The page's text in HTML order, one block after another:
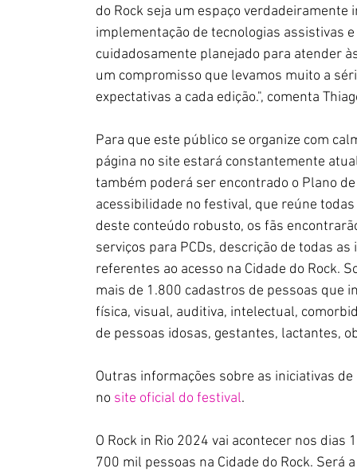
do Rock seja um espaço
implementação de tecnologias assistivas
cuidadosamente planejado para atender
um compromisso que levamos muito a
expectativas a cada edição.", comenta
Para que este público se organize com
página no site estará constantemente
também poderá ser encontrado o Plano
acessibilidade no festival, que reúne
deste conteúdo robusto, os fãs
serviços para PCDs, descrição de todas
referentes ao acesso na Cidade do Rock.
mais de 1.800 cadastros de pessoas que
física, visual, auditiva, intelectual,
de pessoas idosas, gestantes, lactantes,
Outras informações sobre as iniciativas
no site oficial do festival.
O Rock in Rio 2024 vai acontecer nos
700 mil pessoas na Cidade do Rock. Será